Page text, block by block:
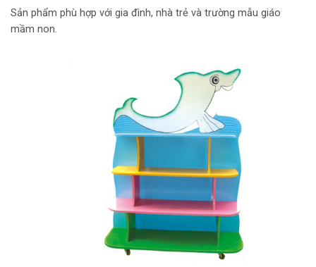
Sản phẩm phù hợp với gia đình, nhà trẻ và trường mẫu giáo
mầm non.